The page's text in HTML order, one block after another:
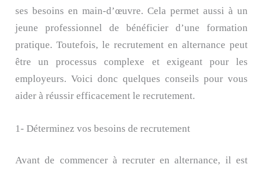
ses besoins en main-d’œuvre. Cela permet aussi à un
jeune professionnel de bénéficier d’une formation
pratique. Toutefois, le recrutement en alternance peut
être un processus complexe et exigeant pour les
employeurs. Voici donc quelques conseils pour vous
aider à réussir efficacement le recrutement.
1- Déterminez vos besoins de recrutement
Avant de commencer à recruter en alternance, il est